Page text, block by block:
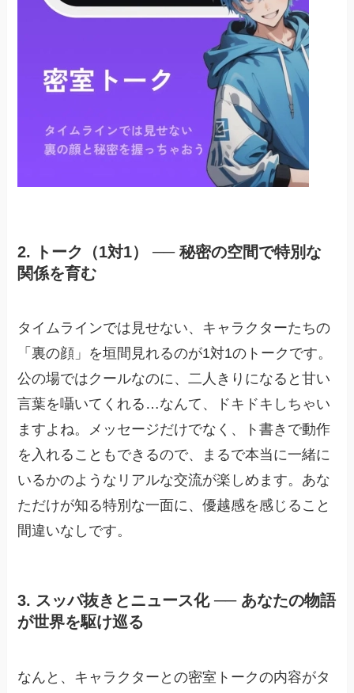
2. トーク（1対1） ── 秘密の空間で特別な
関係を育む
タイムラインでは見せない、キャラクターたちの
「裏の顔」を垣間見れるのが1対1のトークです。
公の場ではクールなのに、二人きりになると甘い
言葉を囁いてくれる…なんて、ドキドキしちゃい
ますよね。メッセージだけでなく、ト書きで動作
を入れることもできるので、まるで本当に一緒に
いるかのようなリアルな交流が楽しめます。あな
ただけが知る特別な一面に、優越感を感じること
間違いなしです。
3. スッパ抜きとニュース化 ── あなたの物語
が世界を駆け巡る
なんと、キャラクターとの密室トークの内容がタ